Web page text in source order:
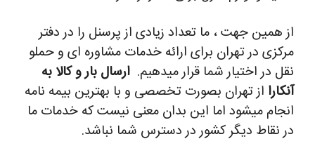
از همین جهت ، ما تعداد زیادی از پرسنل را در دفتر
مرکزی در تهران برای ارائه خدمات مشاوره ای و حملو
نقل در اختیار شما قرار میدهیم. ارسال بار و کالا به
آنکارا از تهران بصورت تخصصی و با بهترین بیمه نامه
انجام میشود اما این بدان معنی نیست که خدمات ما
در نقاط دیگر کشور در دسترس شما نباشد.